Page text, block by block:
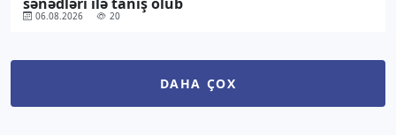
06.08.2026 20
DAHA ÇOX